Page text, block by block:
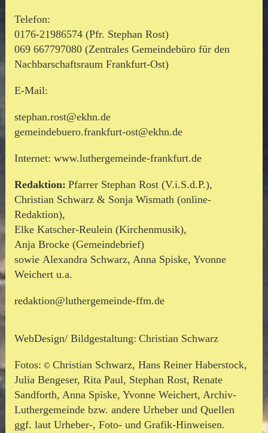
Telefon:
0176-21986574 (Pfr. Stephan Rost)
069 667797080 (Zentrales Gemeindebüro für den
Nachbarschaftsraum Frankfurt-Ost)
E-Mail:
stephan.rost@ekhn.de
gemeindebuero.frankfurt-ost@ekhn.de
Internet: www.luthergemeinde-frankfurt.de
Redaktion: Pfarrer Stephan Rost (V.i.S.d.P.),
Christian Schwarz & Sonja Wismath (online-
Redaktion),
Elke Katscher-Reulein (Kirchenmusik),
Anja Brocke (Gemeindebrief)
sowie Alexandra Schwarz, Anna Spiske, Yvonne
Weichert u.a.
redaktion@luthergemeinde-ffm.de
WebDesign/ Bildgestaltung: Christian Schwarz
Fotos: © Christian Schwarz, Hans Reiner Haberstock,
Julia Bengeser, Rita Paul, Stephan Rost, Renate
Sandforth, Anna Spiske, Yvonne Weichert, Archiv-
Luthergemeinde bzw. andere Urheber und Quellen
ggf. laut Urheber-, Foto- und Grafik-Hinweisen.